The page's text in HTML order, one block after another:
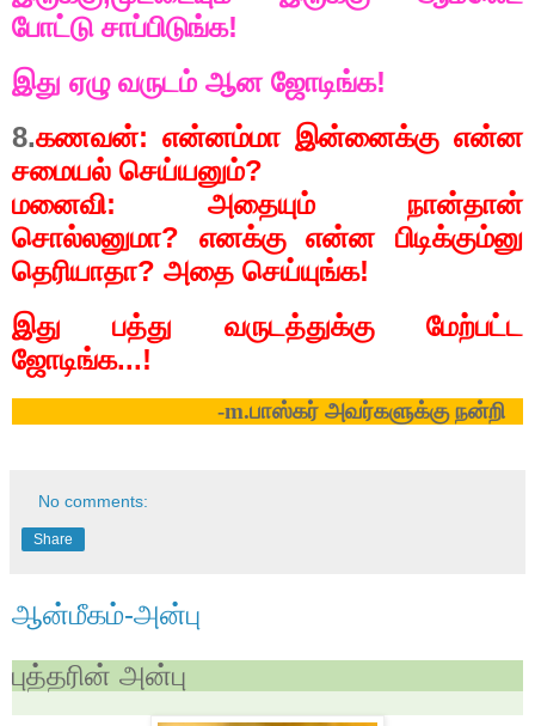
போட்டு சாப்பிடுங்க!
இது ஏழு வருடம் ஆன ஜோடிங்க!
8.கணவன்: என்னம்மா இன்னைக்கு என்ன
சமையல் செய்யனும்?
மனைவி: அதையும் நான்தான்
சொல்லனுமா? எனக்கு என்ன பிடிக்கும்னு
தெரியாதா? அதை செய்யுங்க!
இது பத்து வருடத்துக்கு மேற்பட்ட
ஜோடிங்க...!
-m.பாஸ்கர் அவர்களுக்கு நன்றி
No comments:
Share
ஆன்மீகம்-அன்பு
புத்தரின் அன்பு